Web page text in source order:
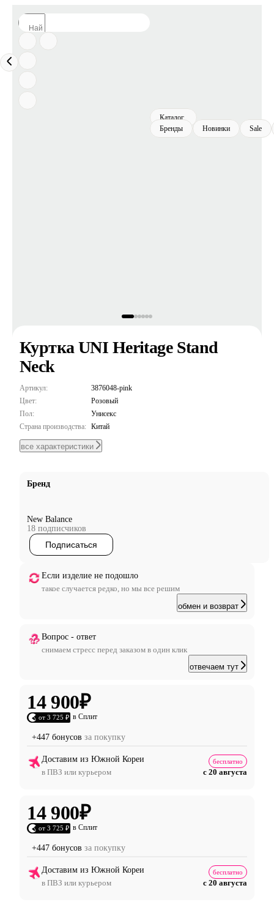
Каталог
Бренды
Новинки Sale
Куртка UNI Heritage Stand
Neck
Артикул:
3876048-pink
Цвет:
Розовый
Пол:
Унисекс
Страна производства: Китай
все характеристики
Бренд
New Balance
18 подписчиков
Подписаться
Если изделие не подошло
такое случается редко, но мы все решим
обмен и возврат
Вопрос - ответ
снимаем стресс перед заказом в один клик
отвечаем тут
14 900₽
от 3 725 ₽ в Сплит
+447 бонусов за покупку
Доставим из Южной Кореи
в ПВЗ или курьером
бесплатно
с 20 августа
14 900₽
от 3 725 ₽ в Сплит
+447 бонусов за покупку
Доставим из Южной Кореи
в ПВЗ или курьером
бесплатно
с 20 августа